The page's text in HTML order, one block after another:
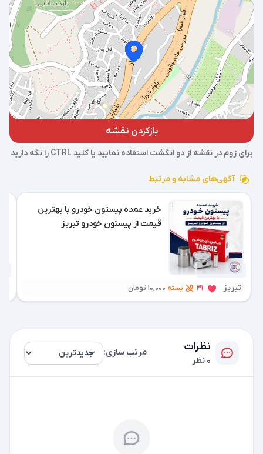
بازکردن نقشه
برای زوم در نقشه از دو انگشت استفاده نمایید یا کلید CTRL را نگه دارید
آگهی‌های مشابه و مرتبط
1 هفته پیش
خرید عمده پیستون خودرو با بهترین
قیمت از پیستون خودرو تبریز
تبریز 31 بسته 10,000 تومان
نظرات
0 نظر
مرتب سازی: